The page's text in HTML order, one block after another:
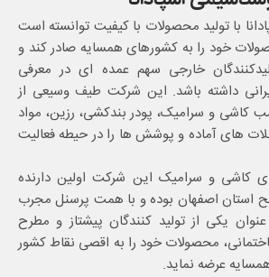
با تولید محصولات با کیفیت توانسته است
خود را به کشورهای همسایه صادر کند و
خارجی سهم عمده ای در معرفی
داشته باشد. این شرکت طیف وسیعی از
کاشی و سرامیک، پودر بندکشی، رزین، مواد
های آماده و پوشش ها را در حیطه فعالیت
کاشی و سرامیک این شرکت اولین دارنده
استان اصفهان بوده و با همت پرسنل مجرب
یکی از تولید کنندگان پیشتاز و مطرح
محصولات خود را به اقصی نقاط کشور
عرضه نماید.